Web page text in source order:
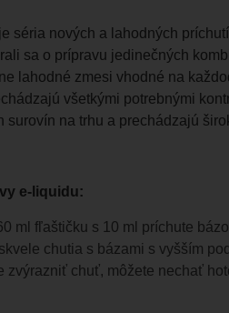
je séria nových a lahodných
sa o prípravu jedinečných
lahodné zmesi vhodné na
všetkými potrebnými
surovín na trhu a prechádzajú
e-liquidu:
ml fľaštičku s 10 ml príchute
chutia s bázami s vyšším
zvýrazniť chuť, môžete nechať